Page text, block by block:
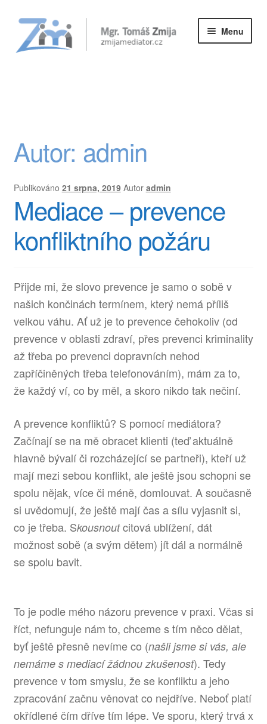
Přeskočit
navigaci
Přejít
obsahu
Menu
Kontakt
Autor: admin
Publikováno 21 srpna, 2019 Autor admin
Mediace – prevence
konfliktního požáru
Přijde mi, že slovo prevence je samo o sobě v
našich končinách termínem, který nemá příliš
velkou váhu. Ať už je to prevence čehokoliv (od
prevence v oblasti zdraví, přes prevenci kriminality
až třeba po prevenci dopravních nehod
zapříčiněných třeba telefonováním), mám za to,
že každý ví, co by měl, a skoro nikdo tak nečiní.
A prevence konfliktů? S pomocí mediátora?
Začínají se na mě obracet klienti (teď aktuálně
hlavně bývalí či rozcházející se partneři), kteří už
mají mezi sebou konflikt, ale ještě jsou schopni se
spolu nějak, více či méně, domlouvat. A současně
si uvědomují, že ještě mají čas a sílu vyjasnit si,
co je třeba. Skousnoutcitová ublížení, dát
možnost sobě (a svým dětem) jít dál a normálně
se spolu bavit.
To je podle mého názoru prevence v praxi. Včas si
říct, nefunguje nám to, chceme s tím něco dělat,
byť ještě přesně nevíme co (našli jsme si vás, ale
nemáme s mediací žádnou zkušenost). Tedy
prevence v tom smyslu, že se konfliktu a jeho
zpracování začnu věnovat co nejdříve. Neboť platí
okřídlené čím dříve tím lépe. Ve sporu, který trvá x